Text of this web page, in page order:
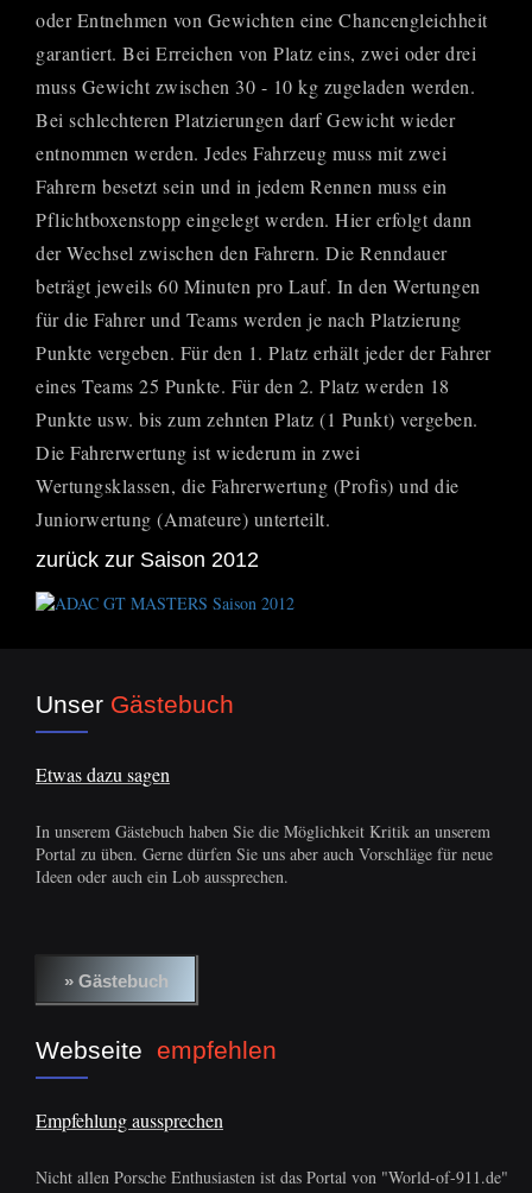
oder Entnehmen von Gewichten eine Chancengleichheit
garantiert. Bei Erreichen von Platz eins, zwei oder drei
muss Gewicht zwischen 30 - 10 kg zugeladen werden.
Bei schlechteren Platzierungen darf Gewicht wieder
entnommen werden. Jedes Fahrzeug muss mit zwei
Fahrern besetzt sein und in jedem Rennen muss ein
Pflichtboxenstopp eingelegt werden. Hier erfolgt dann
der Wechsel zwischen den Fahrern. Die Renndauer
beträgt jeweils 60 Minuten pro Lauf. In den Wertungen
für die Fahrer und Teams werden je nach Platzierung
Punkte vergeben. Für den 1. Platz erhält jeder der Fahrer
eines Teams 25 Punkte. Für den 2. Platz werden 18
Punkte usw. bis zum zehnten Platz (1 Punkt) vergeben.
Die Fahrerwertung ist wiederum in zwei
Wertungsklassen, die Fahrerwertung (Profis) und die
Juniorwertung (Amateure) unterteilt.
zurück zur Saison 2012
Unser Gästebuch
Etwas dazu sagen
In unserem Gästebuch haben Sie die Möglichkeit Kritik an unserem
Portal zu üben. Gerne dürfen Sie uns aber auch Vorschläge für neue
Ideen oder auch ein Lob aussprechen.
Webseite empfehlen
Empfehlung aussprechen
Nicht allen Porsche Enthusiasten ist das Portal von "World-of-911.de"